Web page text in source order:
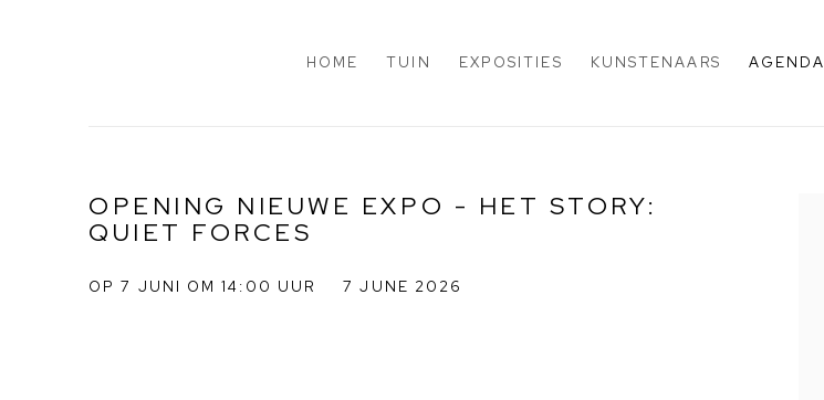
HOME TUIN EXPOSITIES KUNSTENAARS AGENDA
OPENING NIEUWE EXPO - HET STORY:
QUIET FORCES
OP 7 JUNI OM 14:00 UUR 7 JUNE 2026